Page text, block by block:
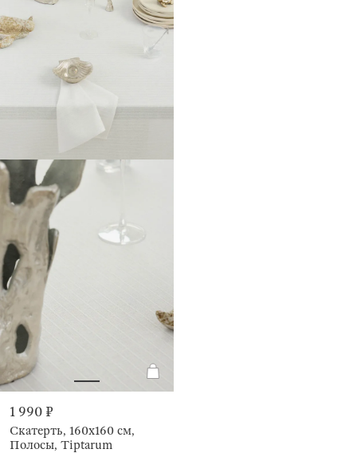
1 990 ₽
Скатерть, 160х160 см,
Полосы, Tiptarum